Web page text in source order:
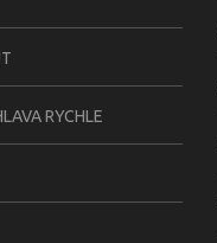
RYCHLE